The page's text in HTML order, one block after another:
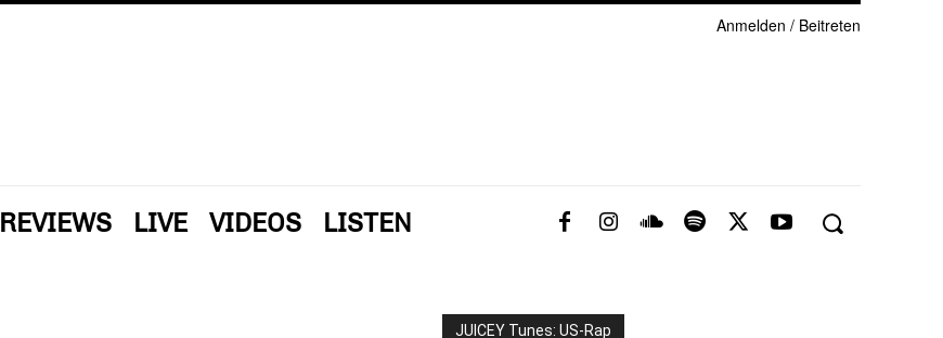
Anmelden / Beitreten
REVIEWS LIVE VIDEOS LISTEN
JUICEY Tunes: US-Rap